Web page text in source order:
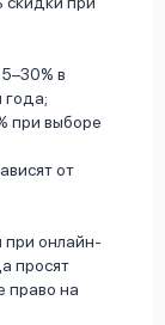
в
года;
при выборе
от
при онлайн-
просят
право на